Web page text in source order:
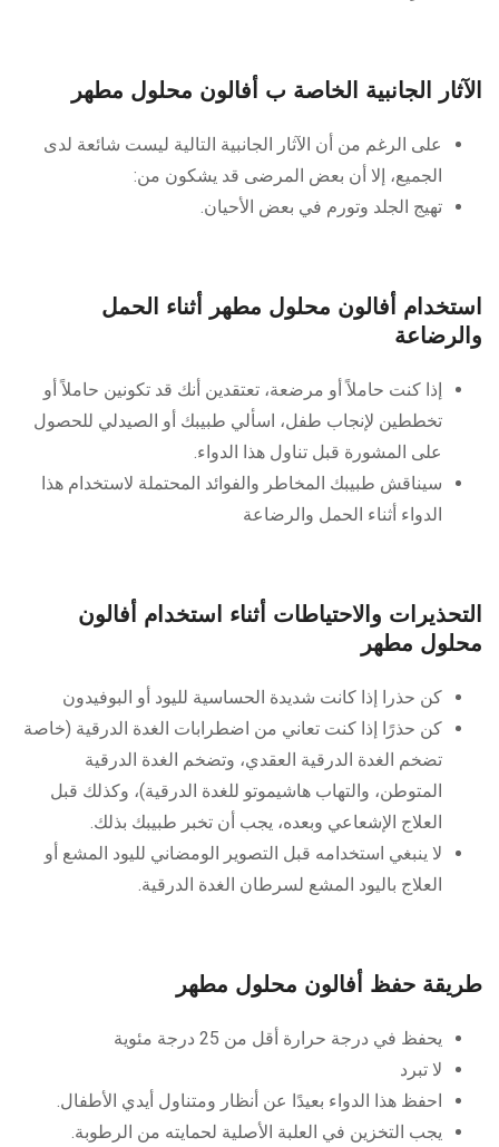
الآثار الجانبية الخاصة ب أفالون محلول مطهر
على الرغم من أن الآثار الجانبية التالية ليست شائعة لدى
الجميع، إلا أن بعض المرضى قد يشكون من:
تهيج الجلد وتورم في بعض الأحيان.
استخدام أفالون محلول مطهر أثناء الحمل
والرضاعة
إذا كنت حاملاً أو مرضعة، تعتقدين أنك قد تكونين حاملاً أو
تخططين لإنجاب طفل، اسألي طبيبك أو الصيدلي للحصول
على المشورة قبل تناول هذا الدواء.
سيناقش طبيبك المخاطر والفوائد المحتملة لاستخدام هذا
الدواء أثناء الحمل والرضاعة
التحذيرات والاحتياطات أثناء استخدام أفالون
محلول مطهر
كن حذرا إذا كانت شديدة الحساسية لليود أو البوفيدون
كن حذرًا إذا كنت تعاني من اضطرابات الغدة الدرقية (خاصة
تضخم الغدة الدرقية العقدي، وتضخم الغدة الدرقية
المتوطن، والتهاب هاشيموتو للغدة الدرقية)، وكذلك قبل
العلاج الإشعاعي وبعده، يجب أن تخبر طبيبك بذلك.
لا ينبغي استخدامه قبل التصوير الومضاني لليود المشع أو
العلاج باليود المشع لسرطان الغدة الدرقية.
طريقة حفظ أفالون محلول مطهر
يحفظ في درجة حرارة أقل من 25 درجة مئوية
لا تبرد
احفظ هذا الدواء بعيدًا عن أنظار ومتناول أيدي الأطفال.
يجب التخزين في العلبة الأصلية لحمايته من الرطوبة.